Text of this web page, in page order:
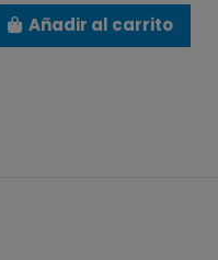
Añadir al carrito